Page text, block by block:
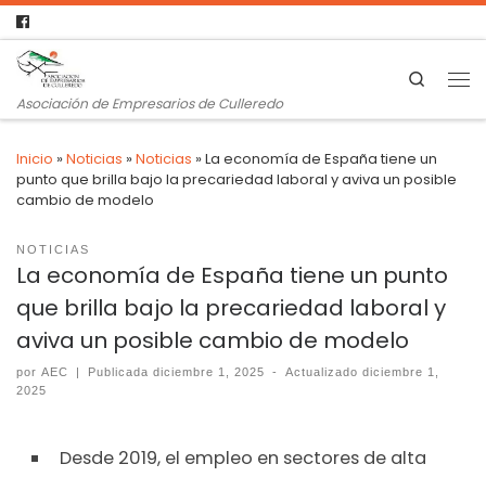
Asociación de Empresarios de Culleredo
Search
Inicio »Noticias »Noticias »La economía de España tiene un
punto que brilla bajo la precariedad laboral y aviva un posible
cambio de modelo
NOTICIAS
La economía de España tiene un punto
que brilla bajo la precariedad laboral y
aviva un posible cambio de modelo
por AEC | Publicadadiciembre 1, 2025 - Actualizadodiciembre 1,
2025
Desde 2019, el empleo en sectores de alta